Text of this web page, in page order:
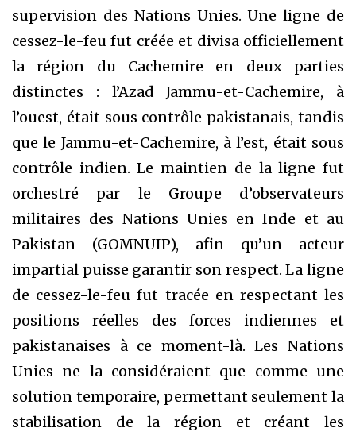
supervision des Nations Unies. Une ligne de
cessez-le-feu fut créée et divisa officiellement
la région du Cachemire en deux parties
distinctes : l’Azad Jammu-et-Cachemire, à
l’ouest, était sous contrôle pakistanais, tandis
que le Jammu-et-Cachemire, à l’est, était sous
contrôle indien. Le maintien de la ligne fut
orchestré par le Groupe d’observateurs
militaires des Nations Unies en Inde et au
Pakistan (GOMNUIP), afin qu’un acteur
impartial puisse garantir son respect. La ligne
de cessez-le-feu fut tracée en respectant les
positions réelles des forces indiennes et
pakistanaises à ce moment-là. Les Nations
Unies ne la considéraient que comme une
solution temporaire, permettant seulement la
stabilisation de la région et créant les